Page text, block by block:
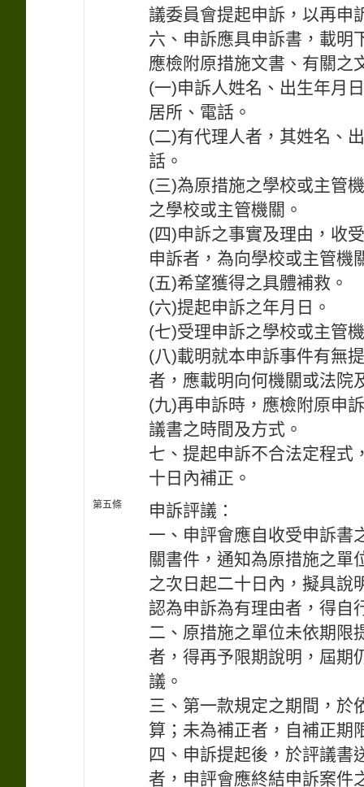
議委員會提起申訴，以再申
六、申訴應具申訴書，載明
應檢附原措施文書、有關之
(一)申訴人姓名、出生年月
居所、電話。
(二)有代理人者，其姓名、
話。
(三)為原措施之學校或主管
之學校或主管機關。
(四)申訴之事實及理由，收
申訴者，為向學校或主管機
(五)希望獲得之具體補救。
(六)提起申訴之年月日。
(七)受理申訴之學校或主管
(八)載明就本申訴事件有無
者，應載明向何機關或法院
(九)再申訴時，應檢附原申
議書之時間及方式。
七、提起申訴不合法定程式
十日內補正。
第五條
申訴評議：
一、申評會應自收受申訴書
關書件，通知為原措施之單
之次日起二十日內，擬具說
認為申訴為有理由者，得自
二、原措施之單位未依期限
者，得再予限期說明，屆期
議。
三、第一款規定之期間，於
算；未為補正者，自補正期
四、申訴提起後，於評議書
者，申評會應終結申訴案件